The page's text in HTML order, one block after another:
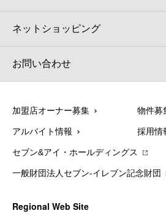
ネットショッピング
お問い合わせ
加盟店オーナー募集 物件募
アルバイト情報 採用情
セブン&アイ・ホールディングス
一般財団法人セブン-イレブン記念財団
Regional Web Site